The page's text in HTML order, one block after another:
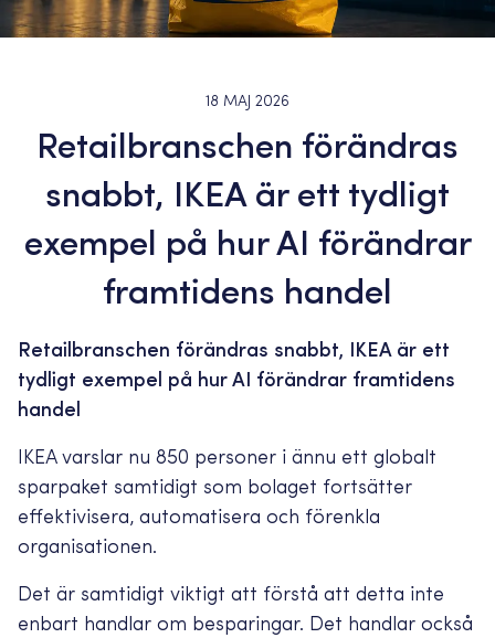
18 MAJ 2026
Retailbranschen förändras
snabbt, IKEA är ett tydligt
exempel på hur AI förändrar
framtidens handel
Retailbranschen förändras snabbt, IKEA är ett
tydligt exempel på hur AI förändrar framtidens
handel
IKEA varslar nu 850 personer i ännu ett globalt
sparpaket samtidigt som bolaget fortsätter
effektivisera, automatisera och förenkla
organisationen.
Det är samtidigt viktigt att förstå att detta inte
enbart handlar om besparingar. Det handlar också